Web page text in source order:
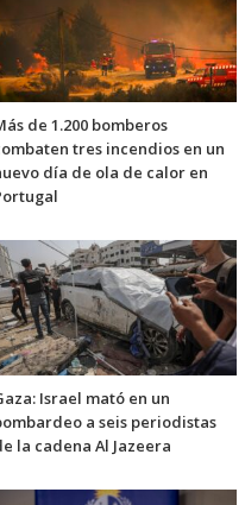
de 1.200 bomberos
tres incendios en un
día de ola de calor en
Israel mató en un
a seis periodistas
la cadena Al Jazeera